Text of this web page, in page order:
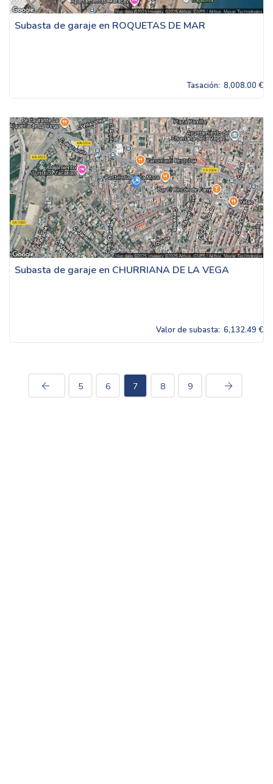
Subasta de garaje en ROQUETAS DE MAR
Tasación: 8,008.00 €
Subasta de garaje en CHURRIANA DE LA VEGA
Valor de subasta: 6,132.49 €
5 6 7 8 9